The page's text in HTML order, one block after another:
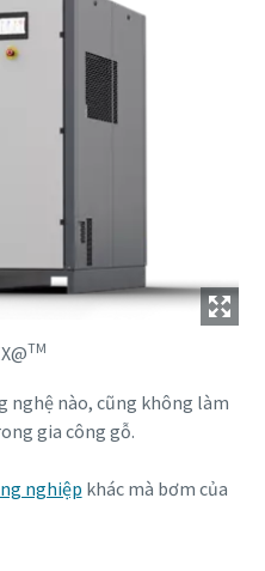
TM
nghệ nào, cũng không làm
gia công gỗ.
nghiệp khác mà bơm của